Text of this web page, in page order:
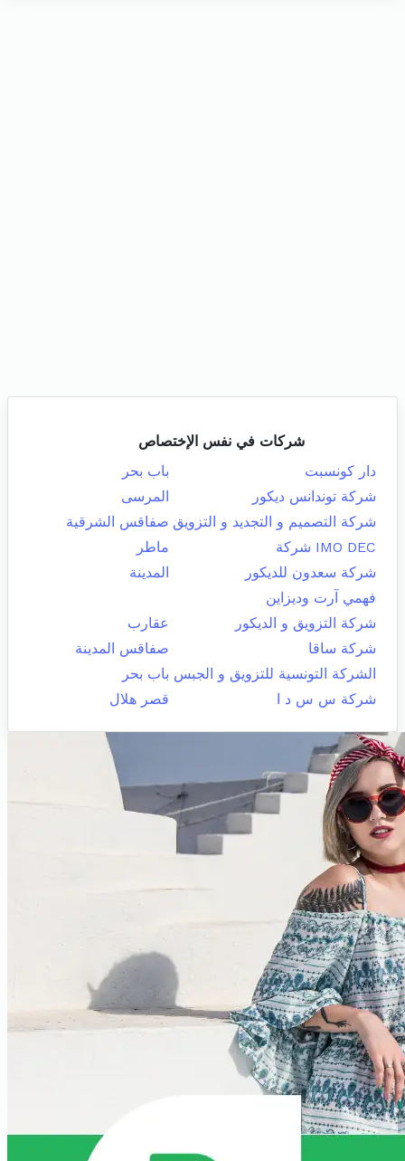
شركات في نفس الإختصاص
دار كونسبت
باب بحر
شركة توندانس ديكور
المرسى
شركة التصميم و التجديد و التزويق صفاقس الشرقية
IMO DEC شركة
ماطر
شركة سعدون للديكور
المدينة
فهمي آرت وديزاين
شركة التزويق و الديكور
عقارب
شركة ساقا
صفاقس المدينة
الشركة التونسية للتزويق و الجبس باب بحر
شركة س س د ا
قصر هلال